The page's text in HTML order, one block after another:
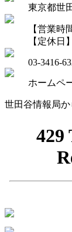
東京都世
【営業
【定休
03-3416-
ホームペ
世田谷情報局